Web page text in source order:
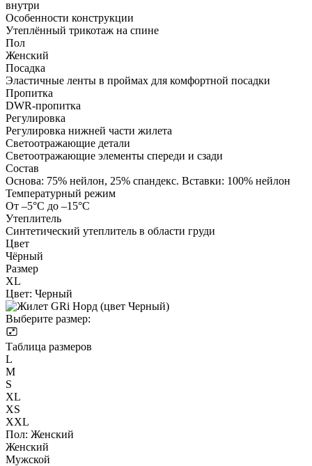
внутри
Особенности конструкции
Утеплённый трикотаж на спине
Пол
Женский
Посадка
Эластичные ленты в проймах для комфортной посадки
Пропитка
DWR-пропитка
Регулировка
Регулировка нижней части жилета
Светоотражающие детали
Светоотражающие элементы спереди и сзади
Состав
Основа: 75% нейлон, 25% спандекс. Вставки: 100% нейлон
Температурный режим
От –5°С до –15°С
Утеплитель
Синтетический утеплитель в области груди
Цвет
Чёрный
Размер
XL
Цвет: Черный
Выберите размер:
Таблица размеров
L
M
S
XL
XS
XXL
Пол: Женский
Женский
Мужской